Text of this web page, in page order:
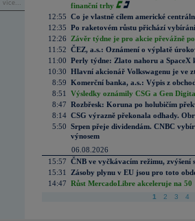
více...
finanční trhy
12:55 Co je vlastně cílem americké
12:35 Po raketovém růstu přichází
12:26
Závěr týdne je pro akcie převážně
11:52 ČEZ, a.s.: Oznámení o výplatě
11:00 Perly týdne: Zlato nahoru a SpaceX
10:30 Hlavní akcionář Volkswagenu je ve
8:59 Komerční banka, a.s.: Výpis z
8:51
Výsledky oznámily CSG a Gen
8:47 Rozbřesk: Koruna po holubičím
8:14 CSG výrazně překonala odhady.
5:50 Srpen přeje dividendám. CNBC
výnosem
06.08.2026
15:57 ČNB ve vyčkávacím režimu, zvýšení
15:31
Zásoby plynu v EU jsou pro toto
14:47 Růst MercadoLibre akceleruje na
1 2 3 4